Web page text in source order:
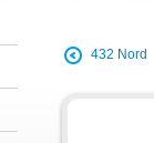
432 Nord